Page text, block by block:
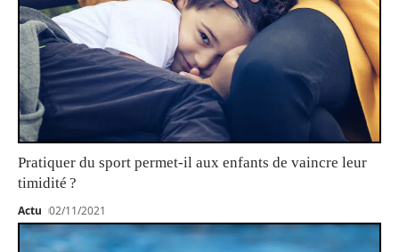
Pratiquer du sport permet-il aux enfants de vaincre leur
timidité ?
Actu 02/11/2021